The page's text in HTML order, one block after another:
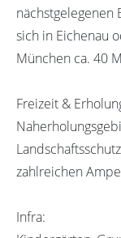
nächstgelegenen
sich in Eichenau
München ca. 40
Freizeit &
zahlreichen
Infra: